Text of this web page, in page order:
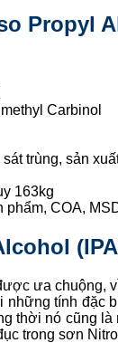
Propyl
Carbinol
trùng, sản
163kg
phẩm, COA,
ưa chuộng,
tính đặc
thời nó cũng
trong sơn